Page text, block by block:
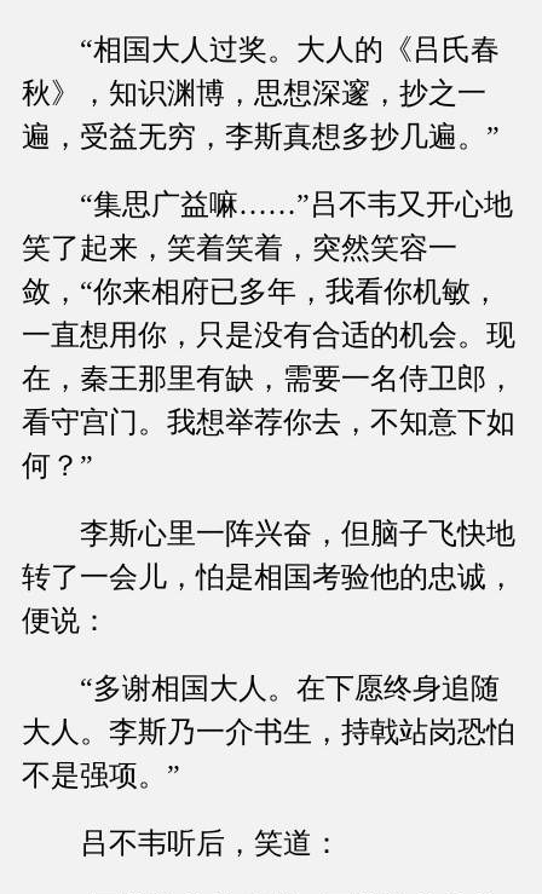
“相国大人过奖。大人的《吕氏春
秋》，知识渊博，思想深邃，抄之一
遍，受益无穷，李斯真想多抄几遍。”
“集思广益嘛……”吕不韦又开心地
笑了起来，笑着笑着，突然笑容一
敛，“你来相府已多年，我看你机敏，
一直想用你，只是没有合适的机会。现
在，秦王那里有缺，需要一名侍卫郎，
看守宫门。我想举荐你去，不知意下如
何？”
李斯心里一阵兴奋，但脑子飞快地
转了一会儿，怕是相国考验他的忠诚，
便说：
“多谢相国大人。在下愿终身追随
大人。李斯乃一介书生，持戟站岗恐怕
不是强项。”
吕不韦听后，笑道：